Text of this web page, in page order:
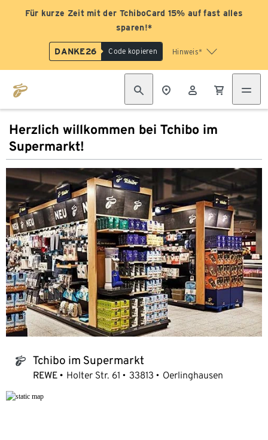
Für kurze Zeit mit der TchiboCard 15% auf fast alles
sparen!*
DANKE26 Code kopieren Hinweis*
Herzlich willkommen bei Tchibo im
Supermarkt!
tchibo_logo Tchibo im Supermarkt
REWE Holter Str. 61 33813 Oerlinghausen